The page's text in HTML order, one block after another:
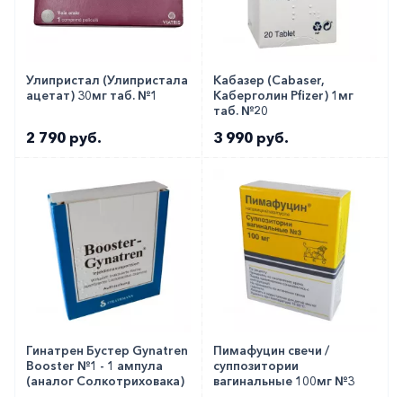
Улипристал (Улипристала
ацетат) 30мг таб. №1
2 790 руб.
Кабазер (Cabaser,
Каберголин Pfizer) 1мг
таб. №20
3 990 руб.
Гинатрен Бустер Gynatren
Booster №1 - 1 ампула
(аналог Солкотриховака)
Пимафуцин свечи /
суппозитории
вагинальные 100мг №3